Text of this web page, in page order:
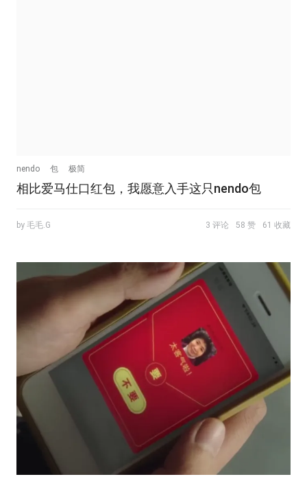
nendo 包 极简
相比爱马仕口红包，我愿意入手这只nendo包
by 毛毛.G 3 评论 58 赞 61 收藏